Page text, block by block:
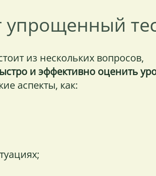
упрощенный
из нескольких вопросов,
и эффективно оценить
аспекты, как: